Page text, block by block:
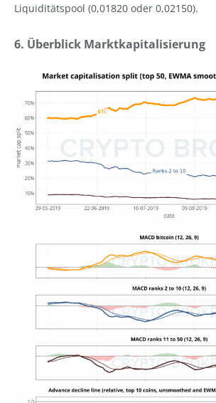
Liquiditätspool (0,01820 oder 0,02150).
6. Überblick Marktkapitalisierung